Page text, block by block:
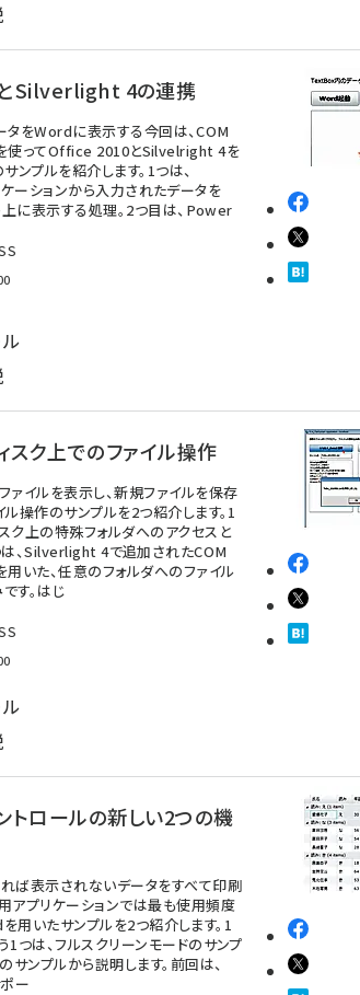
Silverlight 4の連携
をWordに表示する今回は、COM
使ってOffice 2010とSilvelright 4を
ンプルを紹介します。1つは、
ーションから入力されたデータを
に表示する処理。2つ目は、Power
スク上でのファイル操作
ァイルを表示し、新規ファイルを保存
ル操作のサンプルを2つ紹介します。1
ク上の特殊フォルダへのアクセスと
は、Silverlight 4で追加されたCOM
用いた、任意のフォルダへのファイル
す。はじ
トロールの新しい2つの機
ば表示されないデータをすべて印刷
アプリケーションでは最も使用頻度
用いたサンプルを2つ紹介します。1
1つは、フルスクリーンモードのサンプ
サンプルから説明します。前回は、
ー